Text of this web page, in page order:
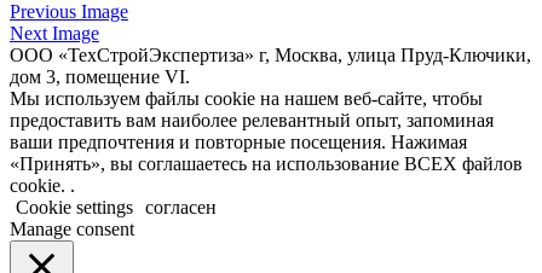
Previous Image
Next Image
ООО «ТехСтройЭкспертиза» г, Москва, улица Пруд-Ключики,
дом 3, помещение VI.
Мы используем файлы cookie на нашем веб-сайте, чтобы
предоставить вам наиболее релевантный опыт, запоминая
ваши предпочтения и повторные посещения. Нажимая
«Принять», вы соглашаетесь на использование ВСЕХ файлов
cookie. .
Cookie settings согласен
Manage consent